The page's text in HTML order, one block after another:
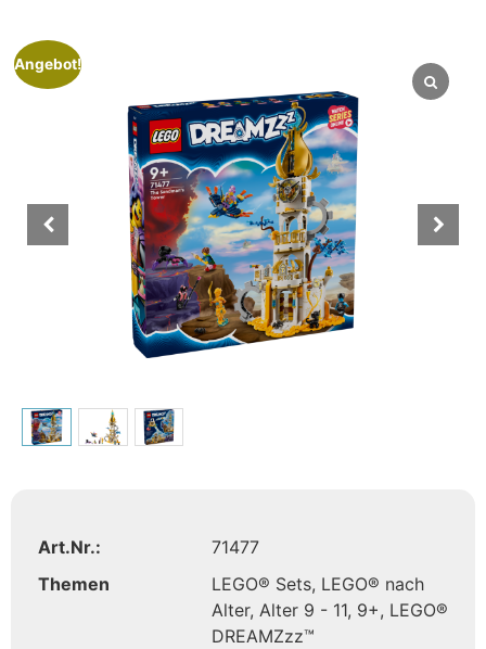
Angebot!
Art.Nr.:
71477
Themen
LEGO® Sets, LEGO® nach
Alter, Alter 9 - 11, 9+, LEGO®
DREAMZzz™